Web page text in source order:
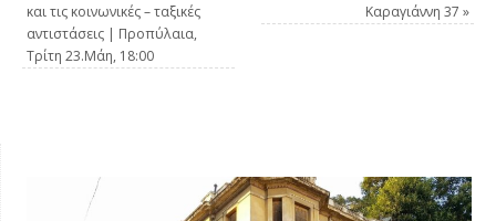
και τις κοινωνικές – ταξικές
αντιστάσεις | Προπύλαια,
Τρίτη 23.Μάη, 18:00
Καραγιάννη 37 »